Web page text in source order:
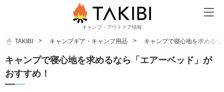
キャンプ・アウトドア情報
TAKIBI キャンプギア・キャンプ用品 キャンプで寝心地を求める
キャンプで寝心地を求めるなら「エアーベッド」が
おすすめ！